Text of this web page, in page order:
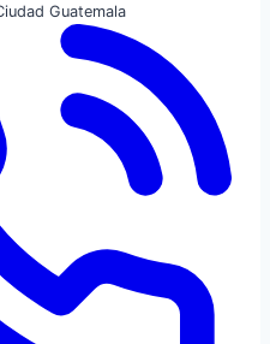
Guatemala